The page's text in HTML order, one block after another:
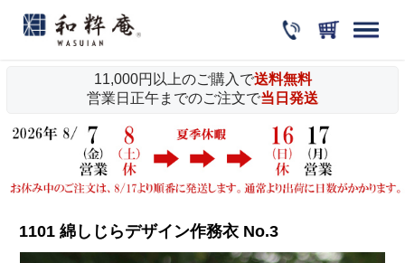
11,000円以上のご購入で送料無料
営業日正午までのご注文で当日発送
1101 綿しじらデザイン作務衣 No.3